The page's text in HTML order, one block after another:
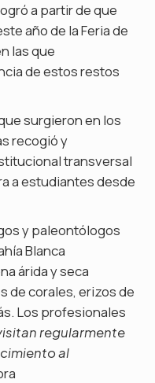
a partir de que
año de la Feria de
las que
de estos restos
surgieron en los
recogió y
transversal
a estudiantes desde
y paleontólogos
Blanca
árida y seca
de corales, erizos de
Los profesionales
regularmente
al